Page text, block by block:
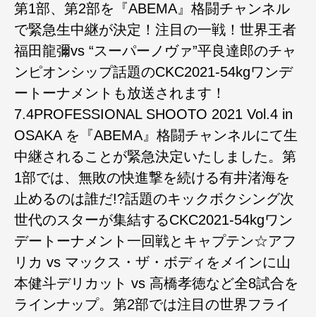
第1部、第2部を『ABEMA』格闘チャンネル
で緊急生中継が決定！注目の一戦！世界王者
福田龍彌vs “スーパーノヴァ”平良達郎のチャ
ンピオンシップ話題のCKC2021-54kgワンデ
ートーナメントも放送されます！
7.4PROFESSIONAL SHOOTO 2021 Vol.4 in
OSAKA を『ABEMA』格闘チャンネルにて生
中継されることが緊急決定いたしました。第
1部では、無敗の快進撃を続ける有井渚海を
止めるのは誰だ!?話題のキックボクシング次
世代のスターが集結するCKC2021-54kgワン
デートーナメント一回戦とキャプテン☆アフ
リカ vs マックス・ザ・ボディをメインに山
本健斗デリカット vs 高橋孝徳など全8試合を
ラインナップ。第2部では注目の世界フライ